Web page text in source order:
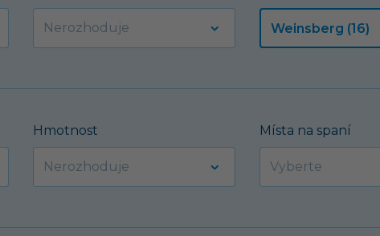
Hmotnost Místa na spaní